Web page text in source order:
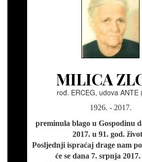
MILICA
rođ. ERCEG, udova ANTE
1926. - 2017.
preminula blago u Gospodinu
2017. u 91. god.
Posljednji ispraćaj drage nam
će se dana 7. srpnja